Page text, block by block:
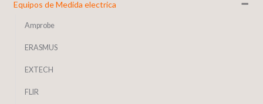
Equipos de Medida electrica
Amprobe
ERASMUS
EXTECH
FLIR